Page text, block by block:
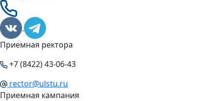
Приемная ректора
+7 (8422) 43-06-43
rector@ulstu.ru
Приемная кампания